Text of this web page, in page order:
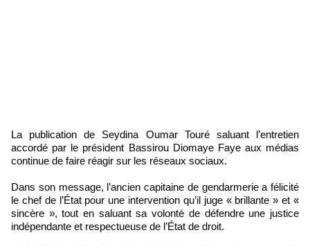
La publication de Seydina Oumar Touré saluant l’entretien
accordé par le président Bassirou Diomaye Faye aux médias
continue de faire réagir sur les réseaux sociaux.
Dans son message, l’ancien capitaine de gendarmerie a félicité
le chef de l’État pour une intervention qu’il juge « brillante » et «
sincère », tout en saluant sa volonté de défendre une justice
indépendante et respectueuse de l’État de droit.